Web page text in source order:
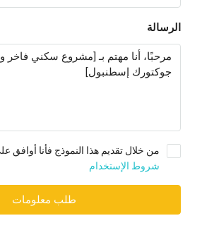
الرسالة
من خلال تقديم هذا النموذج فأنا أوافق
شروط الإستخدام
طلب معلومات